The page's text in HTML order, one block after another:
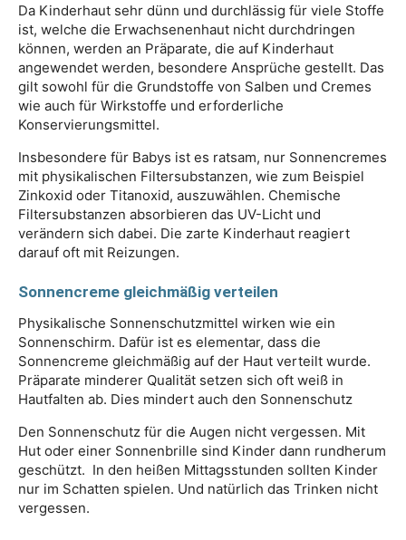
Da Kinderhaut sehr dünn und durchlässig für viele Stoffe
ist, welche die Erwachsenenhaut nicht durchdringen
können, werden an Präparate, die auf Kinderhaut
angewendet werden, besondere Ansprüche gestellt. Das
gilt sowohl für die Grundstoffe von Salben und Cremes
wie auch für Wirkstoffe und erforderliche
Konservierungsmittel.
Insbesondere für Babys ist es ratsam, nur Sonnencremes
mit physikalischen Filtersubstanzen, wie zum Beispiel
Zinkoxid oder Titanoxid, auszuwählen. Chemische
Filtersubstanzen absorbieren das UV-Licht und
verändern sich dabei. Die zarte Kinderhaut reagiert
darauf oft mit Reizungen.
Sonnencreme gleichmäßig verteilen
Physikalische Sonnenschutzmittel wirken wie ein
Sonnenschirm. Dafür ist es elementar, dass die
Sonnencreme gleichmäßig auf der Haut verteilt wurde.
Präparate minderer Qualität setzen sich oft weiß in
Hautfalten ab. Dies mindert auch den Sonnenschutz
Den Sonnenschutz für die Augen nicht vergessen. Mit
Hut oder einer Sonnenbrille sind Kinder dann rundherum
geschützt. In den heißen Mittagsstunden sollten Kinder
nur im Schatten spielen. Und natürlich das Trinken nicht
vergessen.